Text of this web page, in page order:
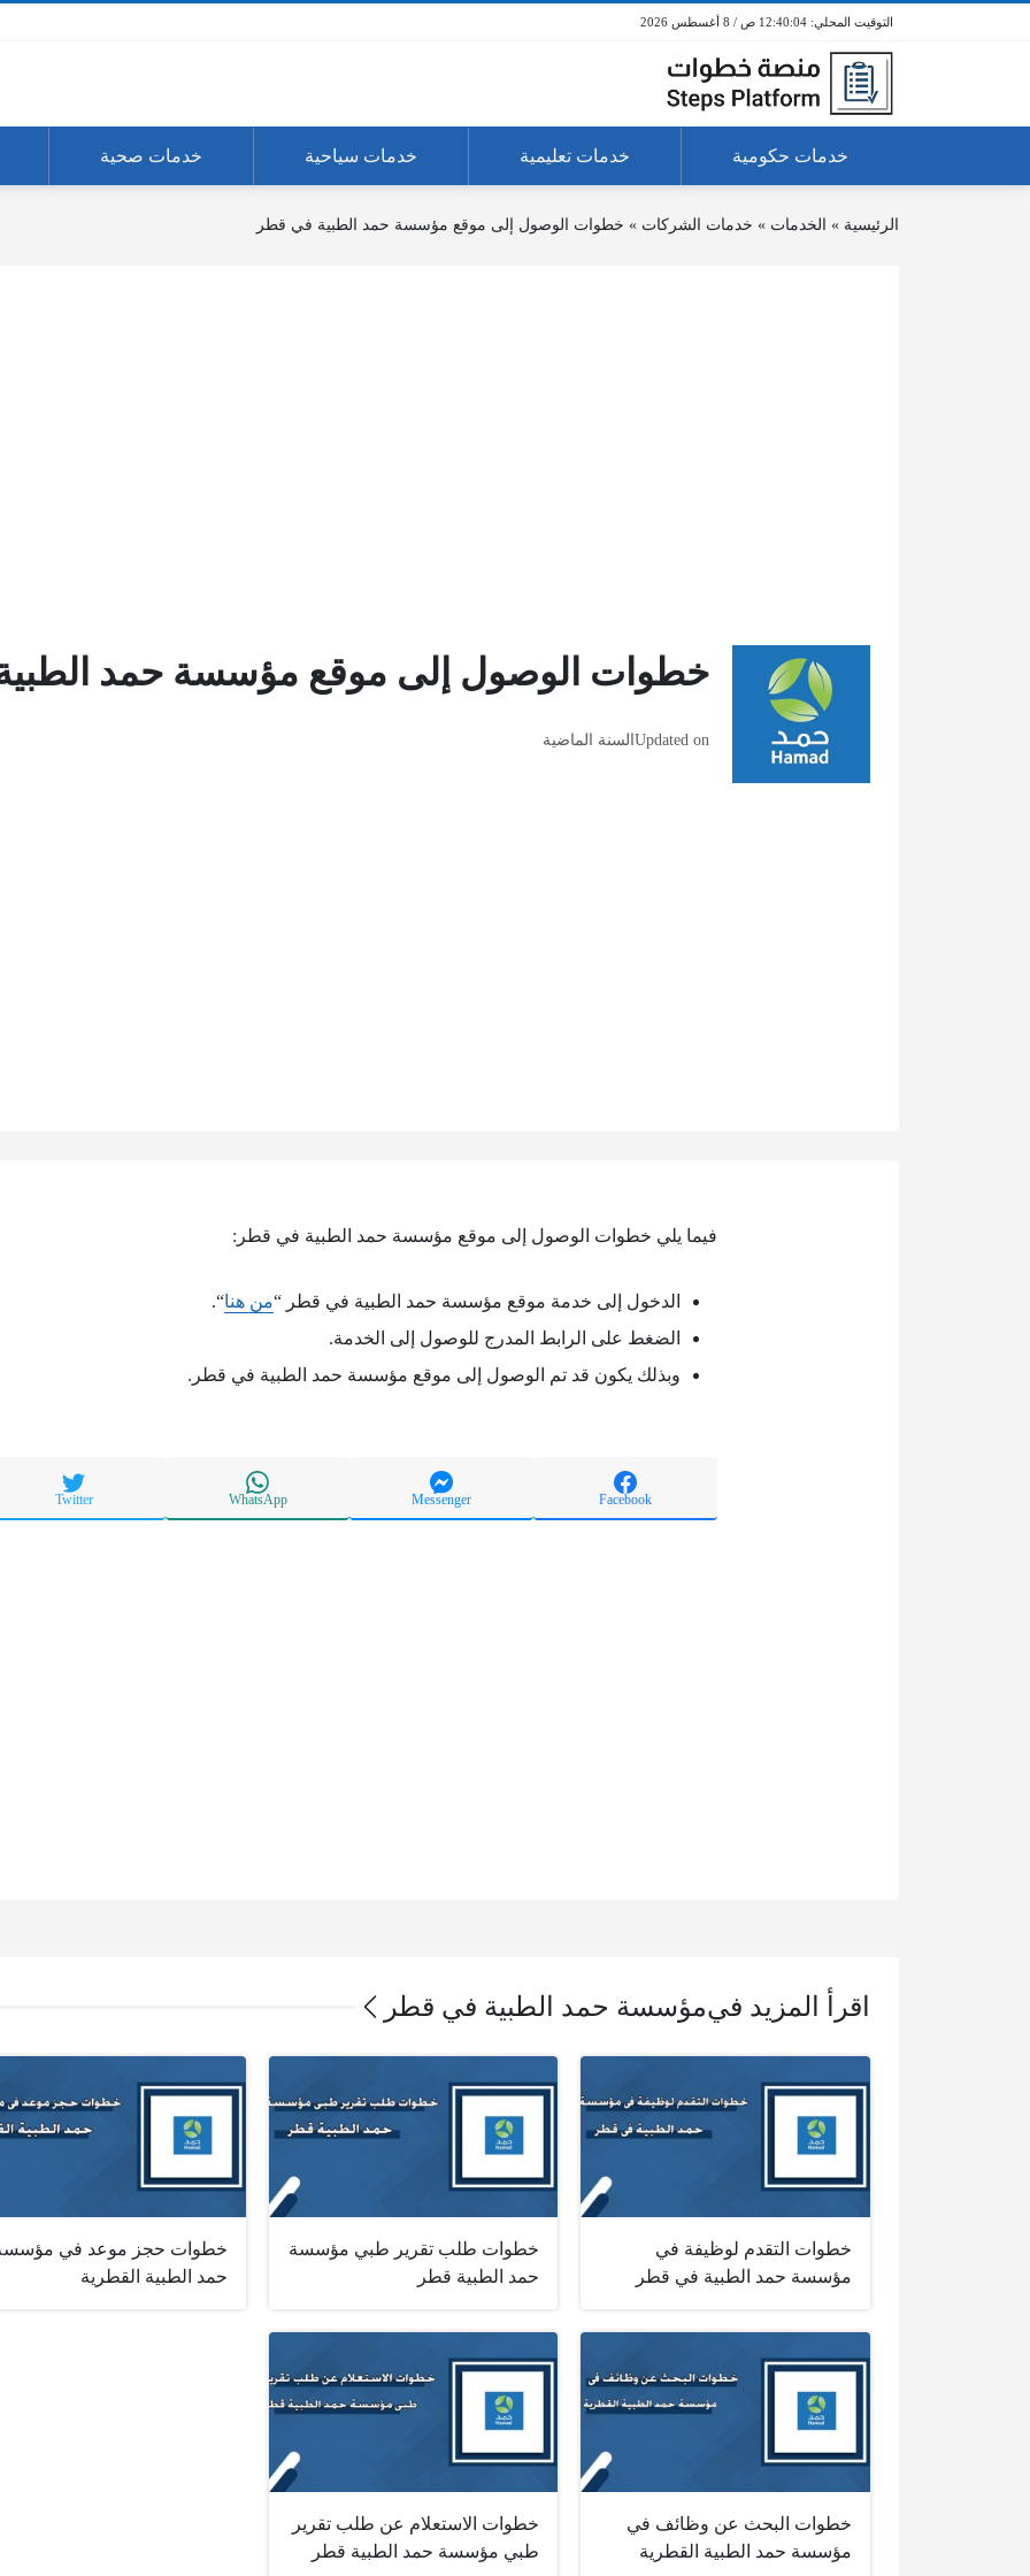
12:40:04 ص / 8 أغسطس 2026
خدمات حكومية خدمات تعليمية خدمات سياحية خدمات صحية
الرئيسية » الخدمات » خدمات الشركات » خطوات الوصول إلى موقع مؤسسة حمد الطبية في قطر
خطوات الوصول إلى موقع مؤسسة حمد
Updated onالسنة الماضية
فيما يلي خطوات الوصول إلى موقع مؤسسة حمد الطبية في قطر:
الدخول إلى خدمة موقع مؤسسة حمد الطبية في قطر “من هنا“.
الضغط على الرابط المدرج للوصول إلى الخدمة.
وبذلك يكون قد تم الوصول إلى موقع مؤسسة حمد الطبية في قطر.
Facebook
Messenger
WhatsApp
Twitter
اقرأ المزيد فيمؤسسة حمد الطبية في قطر
خطوات التقدم لوظيفة في
مؤسسة حمد الطبية في قطر
خطوات طلب تقرير طبي مؤسسة
حمد الطبية قطر
خطوات حجز موعد في
حمد الطبية القطرية
خطوات البحث عن وظائف في
مؤسسة حمد الطبية القطرية
خطوات الاستعلام عن طلب تقرير
طبي مؤسسة حمد الطبية قطر